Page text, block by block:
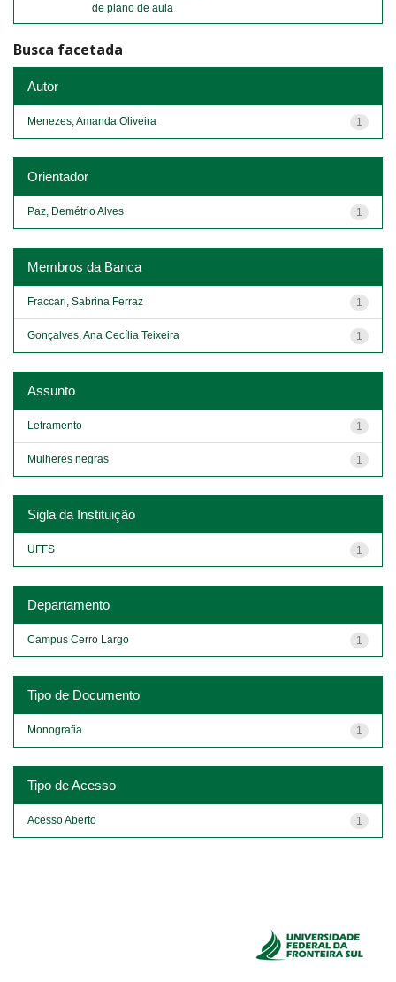
de plano de aula
Busca facetada
Autor
1
Menezes, Amanda Oliveira
Orientador
1
Paz, Demétrio Alves
Membros da Banca
1
Fraccari, Sabrina Ferraz
1
Gonçalves, Ana Cecília Teixeira
Assunto
1
Letramento
1
Mulheres negras
Sigla da Instituição
1
UFFS
Departamento
1
Campus Cerro Largo
Tipo de Documento
1
Monografia
Tipo de Acesso
1
Acesso Aberto